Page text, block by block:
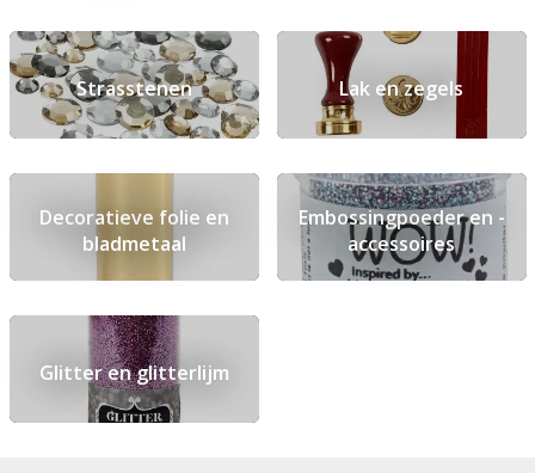
Strasstenen Lak en zegels
Decoratieve folie en
bladmetaal
Embossingpoeder en -
accessoires
Glitter en glitterlijm